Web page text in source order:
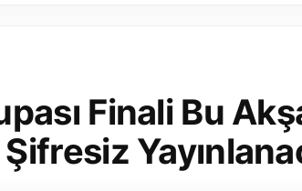
Finali Bu